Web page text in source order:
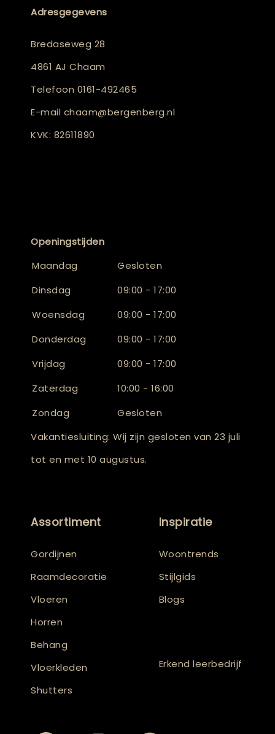
Adresgegevens
Bredaseweg 28
4861 AJ Chaam
Telefoon 0161-492465
E-mail chaam@bergenberg.nl
KVK: 82611890
Openingstijden
Maandag
Gesloten
Dinsdag
09:00 - 17:00
Woensdag
09:00 - 17:00
Donderdag
09:00 - 17:00
Vrijdag
09:00 - 17:00
Zaterdag
10:00 - 16:00
Zondag
Gesloten
Vakantiesluiting: Wij zijn gesloten van 23 juli
tot en met 10 augustus.
Assortiment
Gordijnen
Raamdecoratie
Vloeren
Horren
Behang
Vloerkleden
Shutters
Inspiratie
Woontrends
Stijlgids
Blogs
Erkend leerbedrijf